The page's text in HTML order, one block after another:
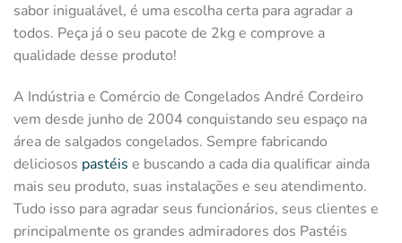
sabor inigualável, é uma escolha certa para agradar a
todos. Peça já o seu pacote de 2kg e comprove a
qualidade desse produto!
A Indústria e Comércio de Congelados André Cordeiro
vem desde junho de 2004 conquistando seu espaço na
área de salgados congelados. Sempre fabricando
deliciosos pastéis e buscando a cada dia qualificar ainda
mais seu produto, suas instalações e seu atendimento.
Tudo isso para agradar seus funcionários, seus clientes e
principalmente os grandes admiradores dos Pastéis